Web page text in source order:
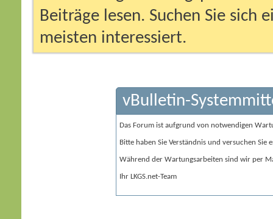
Beiträge lesen. Suchen Sie sich
meisten interessiert.
vBulletin-
Das Forum ist aufgrund von notwendigen
Bitte haben Sie Verständnis und versuchen Sie
Während der Wartungsarbeiten sind wir per
Ihr LKGS.net-Team